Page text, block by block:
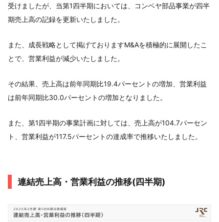
受けましたが、当第1四半期においては、コンベヤ部品事業が四半
期売上高の記録を更新いたしました。
また、成長戦略として掲げておりますM&Aを積極的に展開したこ
とで、営業利益が減少いたしました。
その結果、売上高は前年同期比19.4パーセントの増加、営業利益
は前年同期比30.0パーセントの増加となりました。
また、第1四半期の事業計画に対しては、売上高が104.7パーセン
ト、営業利益が117.5パーセントの達成率で推移いたしました。
連結売上高・営業利益の推移(四半期)